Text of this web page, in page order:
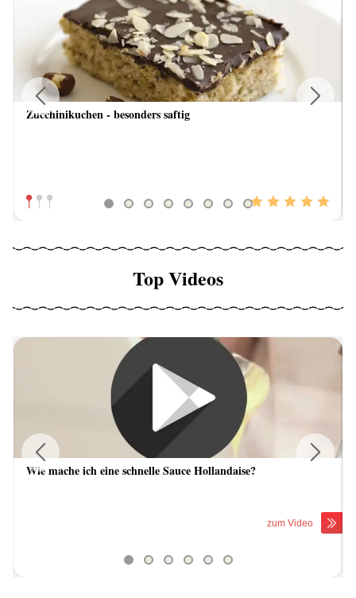
Zucchinikuchen - besonders saftig
Previous
Top Videos
Wie mache ich eine schnelle Sauce Hollandaise?
zum Video
Previous